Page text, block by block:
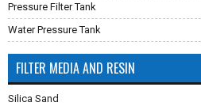
Pressure Filter Tank
Water Pressure Tank
FILTER MEDIA AND RESIN
Silica Sand